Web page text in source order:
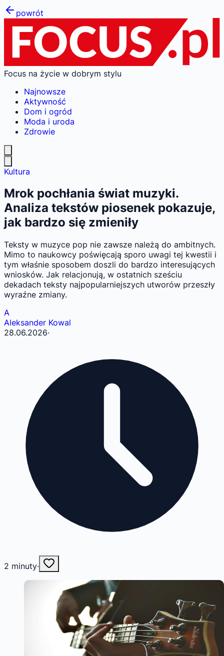
powrót
Focus na życie w dobrym stylu
Najnowsze
Aktywność
Dom i ogród
Moda i uroda
Zdrowie
Kultura
Mrok pochłania świat muzyki.
Analiza tekstów piosenek pokazuje,
jak bardzo się zmieniły
Teksty w muzyce pop nie zawsze należą do ambitnych.
Mimo to naukowcy poświęcają sporo uwagi tej kwestii i
tym właśnie sposobem doszli do bardzo interesujących
wniosków. Jak relacjonują, w ostatnich sześciu
dekadach teksty najpopularniejszych utworów przeszły
wyraźne zmiany.
A
Aleksander Kowal
28.06.2026·
2 minuty·